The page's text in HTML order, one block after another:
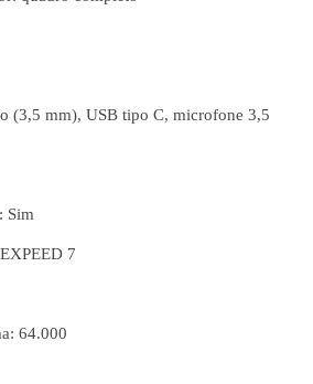
(3,5 mm), USB tipo C, microfone 3,5
Sim
7
64.000